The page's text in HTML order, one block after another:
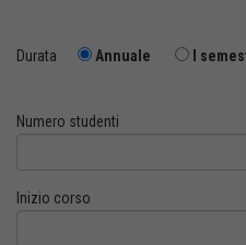
Durata Annuale I
Numero studenti
Inizio corso